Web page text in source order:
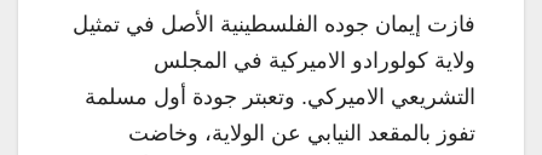
فازت إيمان جوده الفلسطينية الأصل في تمثيل
ولاية كولورادو الاميركية في المجلس
التشريعي الاميركي. وتعبتر جودة أول مسلمة
تفوز بالمقعد النيابي عن الولاية، وخاضت